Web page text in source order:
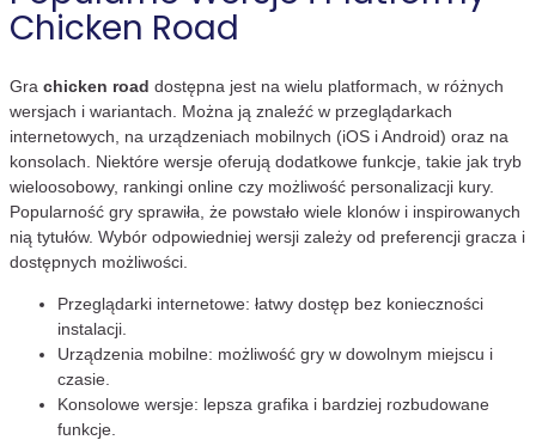
Chicken Road
Gra chicken road dostępna jest na wielu platformach, w różnych
wersjach i wariantach. Można ją znaleźć w przeglądarkach
internetowych, na urządzeniach mobilnych (iOS i Android) oraz na
konsolach. Niektóre wersje oferują dodatkowe funkcje, takie jak tryb
wieloosobowy, rankingi online czy możliwość personalizacji kury.
Popularność gry sprawiła, że powstało wiele klonów i inspirowanych
nią tytułów. Wybór odpowiedniej wersji zależy od preferencji gracza i
dostępnych możliwości.
Przeglądarki internetowe: łatwy dostęp bez konieczności
instalacji.
Urządzenia mobilne: możliwość gry w dowolnym miejscu i
czasie.
Konsolowe wersje: lepsza grafika i bardziej rozbudowane
funkcje.